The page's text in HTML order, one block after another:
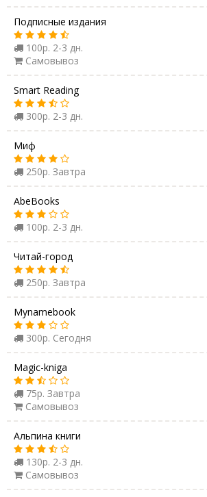
Подписные издания
100р. 2-3 дн.
Самовывоз
Smart Reading
300р. 2-3 дн.
Миф
250р. Завтра
AbeBooks
100р. 2-3 дн.
Читай-город
250р. Завтра
Mynamebook
300р. Сегодня
Magic-kniga
75р. Завтра
Самовывоз
Альпина книги
130р. 2-3 дн.
Самовывоз